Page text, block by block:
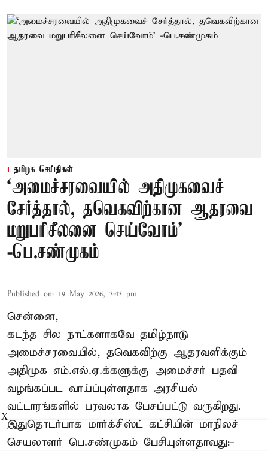
தமிழக செய்திகள்
‘அமைச்சரவையில் அதிமுகவைச்
சேர்த்தால், தவெகவிற்கான ஆதரவை
மறுபரிசீலனை செய்வோம்'
-பெ.சண்முகம்
Published on: 19 May 2026, 3:43 pm
சென்னை,
கடந்த சில நாட்களாகவே தமிழ்நாடு
அமைச்சரவையில், தவெகவிற்கு ஆதரவளிக்கும்
அதிமுக எம்.எல்.ஏ.க்களுக்கு அமைச்சர் பதவி
வழங்கப்பட வாய்ப்புள்ளதாக அரசியல்
வட்டாரங்களில் பரவலாக பேசப்பட்டு வருகிறது.
இதுதொடர்பாக மார்க்சிஸ்ட் கட்சியின் மாநிலச்
செயலாளர் பெ.சண்முகம் பேசியுள்ளதாவது:-
X